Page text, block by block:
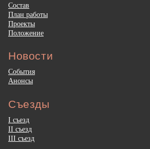
Состав
План работы
Проекты
Положение
Новости
События
Анонсы
Съезды
I съезд
II съезд
III съезд